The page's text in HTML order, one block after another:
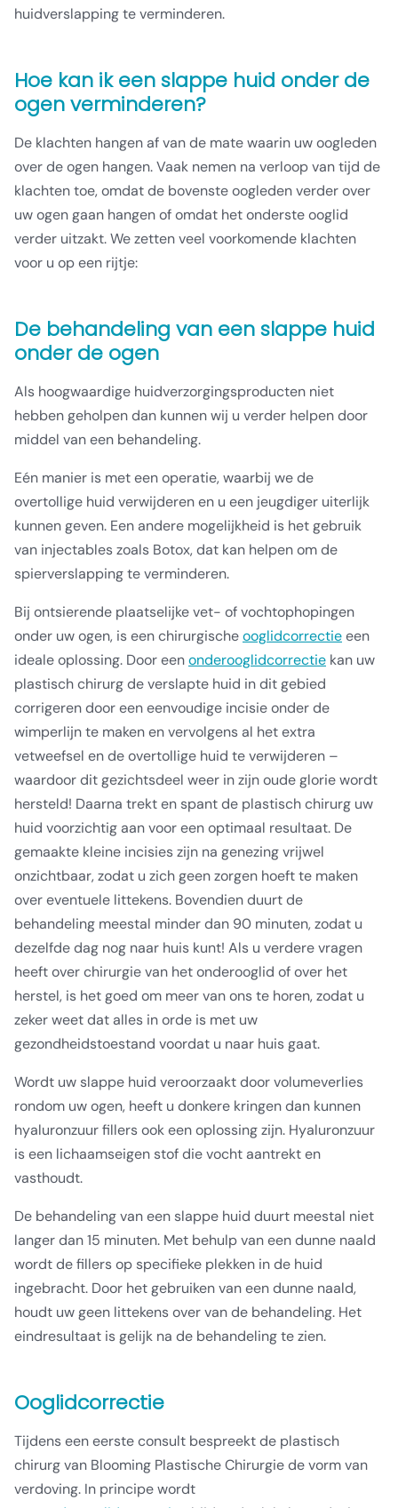
huidverslapping te verminderen.
Hoe kan ik een slappe huid onder de
ogen verminderen?
De klachten hangen af van de mate waarin uw oogleden
over de ogen hangen. Vaak nemen na verloop van tijd de
klachten toe, omdat de bovenste oogleden verder over
uw ogen gaan hangen of omdat het onderste ooglid
verder uitzakt. We zetten veel voorkomende klachten
voor u op een rijtje:
De behandeling van een slappe huid
onder de ogen
Als hoogwaardige huidverzorgingsproducten niet
hebben geholpen dan kunnen wij u verder helpen door
middel van een behandeling.
Eén manier is met een operatie, waarbij we de
overtollige huid verwijderen en u een jeugdiger uiterlijk
kunnen geven. Een andere mogelijkheid is het gebruik
van injectables zoals Botox, dat kan helpen om de
spierverslapping te verminderen.
Bij ontsierende plaatselijke vet- of vochtophopingen
onder uw ogen, is een chirurgischeooglidcorrectieeen
ideale oplossing. Door eenonderooglidcorrectie kan uw
plastisch chirurg de verslapte huid in dit gebied
corrigeren door een eenvoudige incisie onder de
wimperlijn te maken en vervolgens al het extra
vetweefsel en de overtollige huid te verwijderen –
waardoor dit gezichtsdeel weer in zijn oude glorie wordt
hersteld! Daarna trekt en spant de plastisch chirurg uw
huid voorzichtig aan voor een optimaal resultaat. De
gemaakte kleine incisies zijn na genezing vrijwel
onzichtbaar, zodat u zich geen zorgen hoeft te maken
over eventuele littekens. Bovendien duurt de
behandeling meestal minder dan 90 minuten, zodat u
dezelfde dag nog naar huis kunt! Als u verdere vragen
heeft over chirurgie van het onderooglid of over het
herstel, is het goed om meer van ons te horen, zodat u
zeker weet dat alles in orde is met uw
gezondheidstoestand voordat u naar huis gaat.
Wordt uw slappe huid veroorzaakt door volumeverlies
rondom uw ogen, heeft u donkere kringen dan kunnen
hyaluronzuur fillers ook een oplossing zijn. Hyaluronzuur
is een lichaamseigen stof die vocht aantrekt en
vasthoudt.
De behandeling van een slappe huid duurt meestal niet
langer dan 15 minuten. Met behulp van een dunne naald
wordt de fillers op specifieke plekken in de huid
ingebracht. Door het gebruiken van een dunne naald,
houdt uw geen littekens over van de behandeling. Het
eindresultaat is gelijk na de behandeling te zien.
Ooglidcorrectie
Tijdens een eerste consult bespreekt de plastisch
chirurg van Blooming Plastische Chirurgie de vorm van
verdoving. In principe wordt